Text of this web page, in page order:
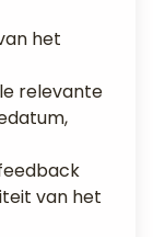
het
relevante
van het